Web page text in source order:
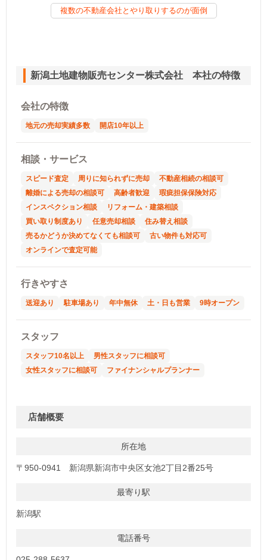
複数の不動産会社とやり取りするのが面倒
新潟土地建物販売センター株式会社 本社の特徴
会社の特徴
地元の売却実績多数 開店10年以上
相談・サービス
スピード査定 周りに知られずに売却
不動産相続の相談可
離婚による売却の相談可
高齢者歓迎
瑕疵担保保険対応
インスペクション相談
リフォーム・建築相談
買い取り制度あり
任意売却相談
住み替え相談
売るかどうか決めてなくても相談可
古い物件も対応可
オンラインで査定可能
行きやすさ
送迎あり 駐車場あり 年中無休 土・日も営業 9時オープン
スタッフ
スタッフ10名以上
男性スタッフに相談可
女性スタッフに相談可
ファイナンシャルプランナー
店舗概要
所在地
〒950-0941 新潟県新潟市中央区女池2丁目2番25号
最寄り駅
新潟駅
電話番号